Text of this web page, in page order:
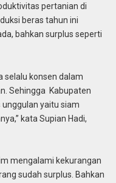
pertanian di
beras tahun ini
bahkan surplus seperti
selalu konsen dalam
Sehingga Kabupaten
yaitu siam
kata Supian Hadi,
mengalami kekurangan
sudah surplus. Bahkan